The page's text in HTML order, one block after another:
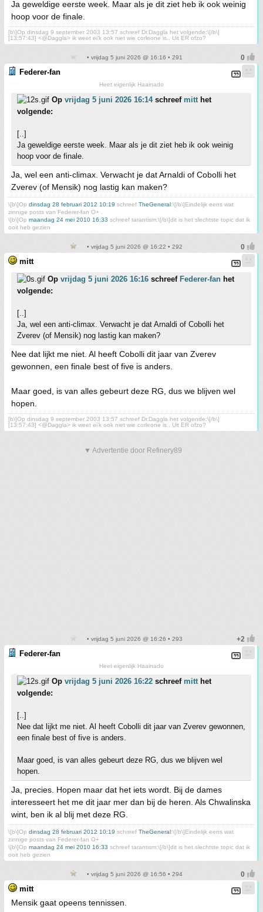
Ja geweldige eerste week. Maar als je dit ziet heb ik ook weinig
hoop voor de finale.
[b\]Op dinsdag 9 september 2003 13:57 schreef Dr.Daggla het volgende:\[/b\]
[13:57:43] <@Daggla> ik weet ei'k ook niet wie corleone is.. Uit ER ofzo?
• vrijdag 5 juni 2026 @ 16:16 • 291
Federer-fan
Heet eigenlijk Haainado
Op vrijdag 5 juni 2026 16:14schreef mitt het
volgende:
[..]
Ja geweldige eerste week. Maar als je dit ziet heb ik ook weinig
hoop voor de finale.
Ja, wel een anti-climax. Verwacht je dat Arnaldi of Cobolli het
Zverev (of Mensik) nog lastig kan maken?
\[b\]Op dinsdag 28 februari 2012 10:19 schreef TheGeneral:\[/b\]Eindelijk eens wat
zinnige posts van Federer-fan O+ .
\[b\]Op maandag 24 mei 2010 16:33 schreef tarantism:\[/b\]dit is het slechtste topic dat ik
ooit heb gezien
• vrijdag 5 juni 2026 @ 16:22 • 292
mitt
Op vrijdag 5 juni 2026 16:16 schreef Federer-fan het
volgende:
[..]
Ja, wel een anti-climax. Verwacht je dat Arnaldi of Cobolli het
Zverev (of Mensik) nog lastig kan maken?
Nee dat lijkt me niet. Al heeft Cobolli dit jaar van Zverev
gewonnen, een finale best of five is anders.
Maar goed, is van alles gebeurt deze RG, dus we blijven wel
hopen.
[b\]Op dinsdag 9 september 2003 13:57 schreef Dr.Daggla het volgende:\[/b\]
[13:57:43] <@Daggla> ik weet ei'k ook niet wie corleone is.. Uit ER ofzo?
▼ Advertentie door Refinery89
• vrijdag 5 juni 2026 @ 16:26 • 293
Federer-fan
Heet eigenlijk Haainado
Op vrijdag 5 juni 2026 16:22 schreef mitt het
volgende:
[..]
Nee dat lijkt me niet. Al heeft Cobolli dit jaar van Zverev gewonnen,
een finale best of five is anders.
Maar goed, is van alles gebeurt deze RG, dus we blijven wel
hopen.
Ja, precies. Hopen maar dat het iets wordt. Bij de dames
interesseert het me dit jaar mer dan bij de heren. Als Chwalinska
wint, ben ik al blij met deze RG.
\[b\]Op dinsdag 28 februari 2012 10:19 schreef TheGeneral:\[/b\]Eindelijk eens wat
zinnige posts van Federer-fan O+ .
\[b\]Op maandag 24 mei 2010 16:33 schreef tarantism:\[/b\]dit is het slechtste topic dat ik
ooit heb gezien
• vrijdag 5 juni 2026 @ 16:56 • 294
mitt
Mensik gaat opeens tennissen.